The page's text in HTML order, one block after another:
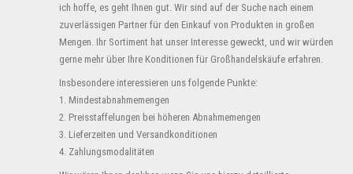
ich hoffe, es geht Ihnen gut. Wir sind auf der Suche nach einem
zuverlässigen Partner für den Einkauf von Produkten in großen
Mengen. Ihr Sortiment hat unser Interesse geweckt, und wir würden
gerne mehr über Ihre Konditionen für Großhandelskäufe erfahren.
Insbesondere interessieren uns folgende Punkte:
1. Mindestabnahmemengen
2. Preisstaffelungen bei höheren Abnahmemengen
3. Lieferzeiten und Versandkonditionen
4. Zahlungsmodalitäten